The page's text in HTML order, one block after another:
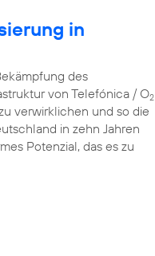
in
des
von Telefónica / O2
verwirklichen und so die
in zehn Jahren
Potenzial, das es zu